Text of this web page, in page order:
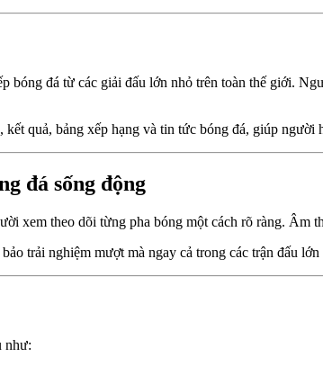
đá từ các giải đấu lớn nhỏ trên toàn thế giới.
quả, bảng xếp hạng và tin tức bóng đá, giúp người
đá sống động
xem theo dõi từng pha bóng một cách rõ ràng. Âm
trải nghiệm mượt mà ngay cả trong các trận đấu
như: